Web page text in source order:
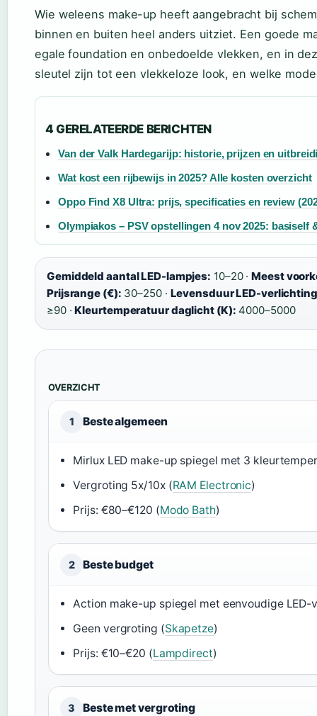
Wie weleens make-up heeft aangebracht bij
binnen en buiten heel anders uitziet. Een goede
egale foundation en onbedoelde vlekken, en in
sleutel zijn tot een vlekkeloze look, en welke
4 GERELATEERDE BERICHTEN
Van der Valk Hardegarijp: historie, prijzen en
Wat kost een rijbewijs in 2025? Alle kosten overzicht
Oppo Find X8 Ultra: prijs, specificaties en review
Olympiakos – PSV opstellingen 4 nov 2025: basiself
Gemiddeld aantal LED-lampjes: 10–20 ·Meest
Prijsrange (€): 30–250 · Levensduur LED-
≥90 ·Kleurtemperatuur daglicht (K): 4000–5000
OVERZICHT
1 Beste algemeen
Mirlux LED make-up spiegel met 3
Vergroting 5x/10x (RAM Electronic)
Prijs: €80–€120 (Modo Bath)
2 Beste budget
Action make-up spiegel met eenvoudige LED-
Geen vergroting (Skapetze)
Prijs: €10–€20 (Lampdirect)
3 Beste met vergroting